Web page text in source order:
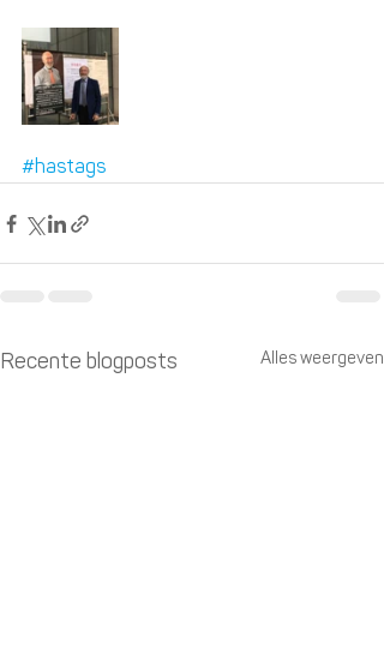
#hastags
Recente blogposts Alles weergeven